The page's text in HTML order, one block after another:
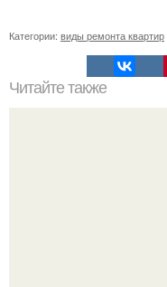
Категории: виды ремонта квартир
Читайте также